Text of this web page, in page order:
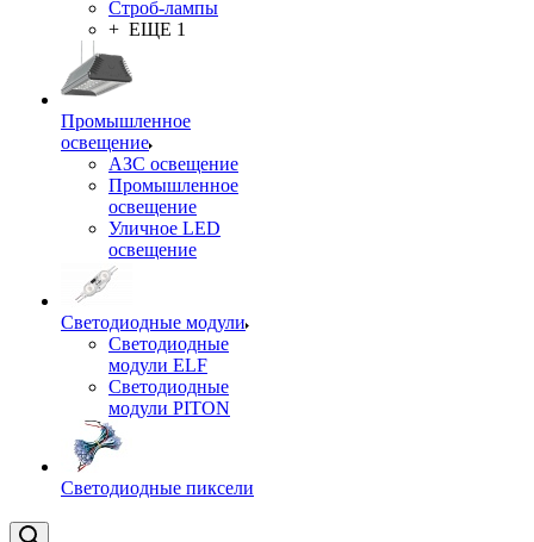
Строб-лампы
+ ЕЩЕ 1
Промышленное
освещение
АЗС освещение
Промышленное
освещение
Уличное LED
освещение
Светодиодные модули
Светодиодные
модули ELF
Светодиодные
модули PITON
Светодиодные пиксели